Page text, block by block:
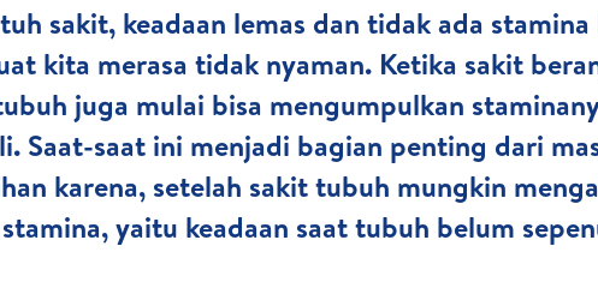
sakit, keadaan lemas dan tidak ada stamina
kita merasa tidak nyaman. Ketika sakit
juga mulai bisa mengumpulkan
Saat-saat ini menjadi bagian penting dari
karena, setelah sakit tubuh mungkin
yaitu keadaan saat tubuh belum